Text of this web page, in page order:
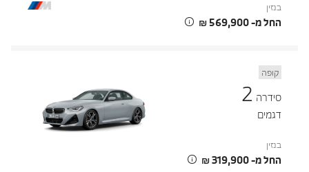
בנזין
החל מ- ‏569,900 ‏₪
קופה
סידרה2
דגמים
בנזין
החל מ- ‏319,900 ‏₪